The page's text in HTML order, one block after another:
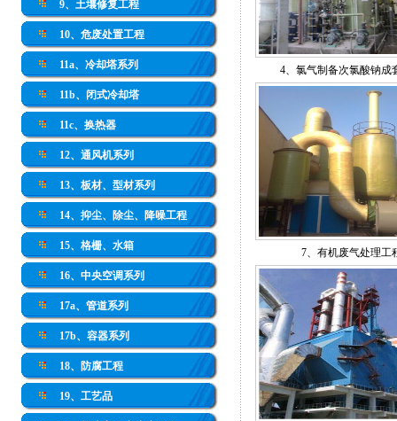
9、土壤修复工程
10、危废处置工程
11a、冷却塔系列
11b、闭式冷却塔
11c、换热器
12、通风机系列
13、板材、型材系列
14、抑尘、除尘、降噪工程
15、格栅、水箱
16、中央空调系列
17a、管道系列
17b、容器系列
18、防腐工程
19、工艺品
4、氯气制备次氯酸钠成
7、有机废气处理工